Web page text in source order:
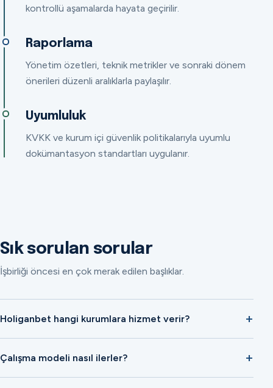
kontrollü aşamalarda hayata geçirilir.
Raporlama
Yönetim özetleri, teknik metrikler ve sonraki dönem
önerileri düzenli aralıklarla paylaşılır.
Uyumluluk
KVKK ve kurum içi güvenlik politikalarıyla uyumlu
dokümantasyon standartları uygulanır.
Sık sorulan sorular
İşbirliği öncesi en çok merak edilen başlıklar.
Holiganbet hangi kurumlara hizmet verir?
Çalışma modeli nasıl ilerler?